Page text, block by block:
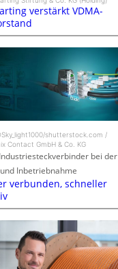
verstärkt VDMA-
shutterstock.com /
Contact GmbH & Co. KG
bei der
Inbetriebnahme
verbunden, schneller